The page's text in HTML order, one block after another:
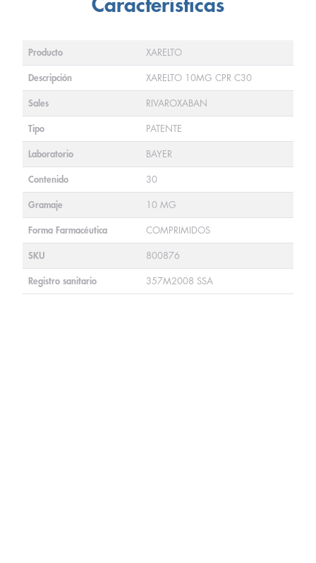
Características
Producto XARELTO
Descripción XARELTO 10MG CPR C30
Sales RIVAROXABAN
Tipo PATENTE
Laboratorio BAYER
Contenido 30
Gramaje 10 MG
Forma Farmacéutica COMPRIMIDOS
SKU 800876
Registro sanitario 357M2008 SSA